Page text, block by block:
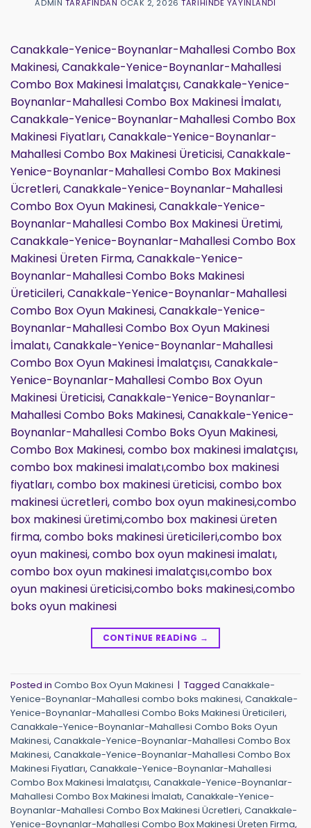
ADMIN TARAFINDAN OCAK 2, 2026 TARIHINDE YAYINLANDI
Canakkale-Yenice-Boynanlar-Mahallesi Combo Box
Makinesi, Canakkale-Yenice-Boynanlar-Mahallesi
Combo Box Makinesi İmalatçısı, Canakkale-Yenice-
Boynanlar-Mahallesi Combo Box Makinesi İmalatı,
Canakkale-Yenice-Boynanlar-Mahallesi Combo Box
Makinesi Fiyatları, Canakkale-Yenice-Boynanlar-
Mahallesi Combo Box Makinesi Üreticisi, Canakkale-
Yenice-Boynanlar-Mahallesi Combo Box Makinesi
Ücretleri, Canakkale-Yenice-Boynanlar-Mahallesi
Combo Box Oyun Makinesi, Canakkale-Yenice-
Boynanlar-Mahallesi Combo Box Makinesi Üretimi,
Canakkale-Yenice-Boynanlar-Mahallesi Combo Box
Makinesi Üreten Firma, Canakkale-Yenice-
Boynanlar-Mahallesi Combo Boks Makinesi
Üreticileri, Canakkale-Yenice-Boynanlar-Mahallesi
Combo Box Oyun Makinesi, Canakkale-Yenice-
Boynanlar-Mahallesi Combo Box Oyun Makinesi
İmalatı, Canakkale-Yenice-Boynanlar-Mahallesi
Combo Box Oyun Makinesi İmalatçısı, Canakkale-
Yenice-Boynanlar-Mahallesi Combo Box Oyun
Makinesi Üreticisi, Canakkale-Yenice-Boynanlar-
Mahallesi Combo Boks Makinesi, Canakkale-Yenice-
Boynanlar-Mahallesi Combo Boks Oyun Makinesi,
Combo Box Makinesi, combo box makinesi imalatçısı,
combo box makinesi imalatı,combo box makinesi
fiyatları, combo box makinesi üreticisi, combo box
makinesi ücretleri, combo box oyun makinesi,combo
box makinesi üretimi,combo box makinesi üreten
firma, combo boks makinesi üreticileri,combo box
oyun makinesi, combo box oyun makinesi imalatı,
combo box oyun makinesi imalatçısı,combo box
oyun makinesi üreticisi,combo boks makinesi,combo
boks oyun makinesi
CONTINUE READING →
Posted in Combo Box Oyun Makinesi | Tagged Canakkale-
Yenice-Boynanlar-Mahallesi combo boks makinesi, Canakkale-
Yenice-Boynanlar-Mahallesi Combo Boks Makinesi Üreticileri,
Canakkale-Yenice-Boynanlar-Mahallesi Combo Boks Oyun
Makinesi, Canakkale-Yenice-Boynanlar-Mahallesi Combo Box
Makinesi, Canakkale-Yenice-Boynanlar-Mahallesi Combo Box
Makinesi Fiyatları, Canakkale-Yenice-Boynanlar-Mahallesi
Combo Box Makinesi İmalatçısı, Canakkale-Yenice-Boynanlar-
Mahallesi Combo Box Makinesi İmalatı, Canakkale-Yenice-
Boynanlar-Mahallesi Combo Box Makinesi Ücretleri, Canakkale-
Yenice-Boynanlar-Mahallesi Combo Box Makinesi Üreten Firma,